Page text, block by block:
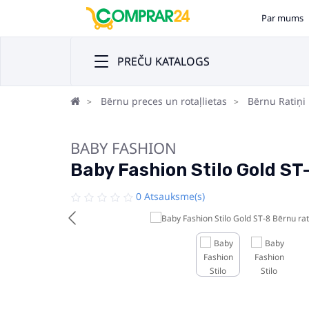
Par mums
PREČU KATALOGS
Bērnu preces un rotaļlietas Bērnu Ratiņi
BABY FASHION
Baby Fashion Stilo Gold
0 Atsauksme(s)